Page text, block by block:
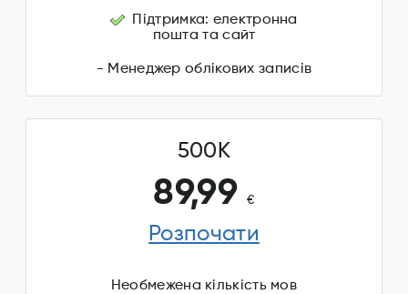
Підтримка: електронна
пошта та сайт
- Менеджер облікових записів
500K
89,99€
Розпочати
Необмежена кількість мов